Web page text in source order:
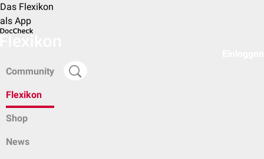
Das Flexikon
als App
Community
Flexikon
Shop
News